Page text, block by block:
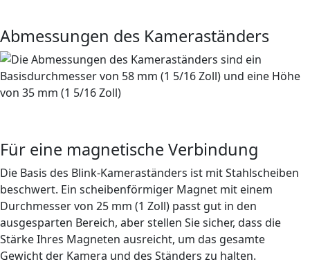
Abmessungen des Kameraständers
Für eine magnetische Verbindung
Die Basis des Blink-Kameraständers ist mit Stahlscheiben
beschwert. Ein scheibenförmiger Magnet mit einem
Durchmesser von 25 mm (1 Zoll) passt gut in den
ausgesparten Bereich, aber stellen Sie sicher, dass die
Stärke Ihres Magneten ausreicht, um das gesamte
Gewicht der Kamera und des Ständers zu halten.